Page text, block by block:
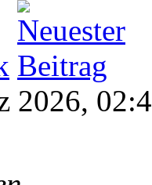
2026,